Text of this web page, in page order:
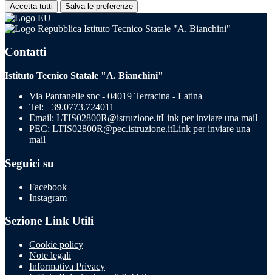
Accetta tutti Salva le preferenze
Istituto Tecnico Statale "A. Bianchini"
Contatti
Istituto Tecnico Statale "A. Bianchini"
Via Pantanelle snc - 04019 Terracina - Latina
Tel: +39.0773.724011
Email: LTIS02800R@istruzione.itLink per inviare una mail
PEC: LTIS02800R@pec.istruzione.itLink per inviare una
mail
Seguici su
Facebook
Instagram
Sezione Link Utili
Cookie policy
Note legali
Informativa Privacy